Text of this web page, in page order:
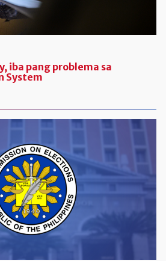
iba pang problema sa
System